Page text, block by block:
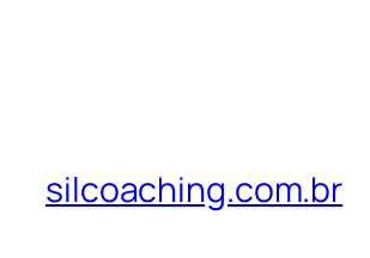
silcoaching.com.br